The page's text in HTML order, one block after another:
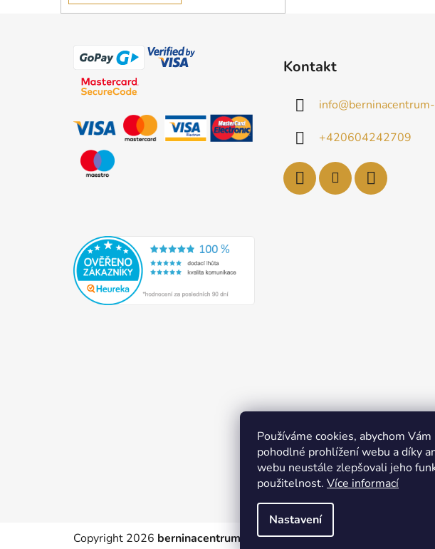
Používáme cookies, abychom
pohodlné prohlížení webu a díky
webu neustále zlepšovali jeho
použitelnost. Více informací
Nastavení
Kontakt
info@berninacentrum-
+420604242709
Copyright 2026 berninacentrum-av.cz. Všechna práva vyhrazena.